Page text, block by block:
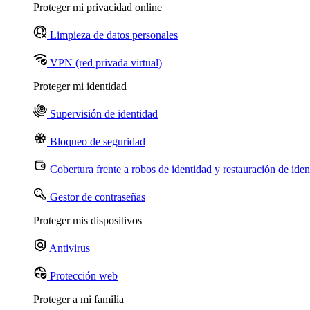
Proteger mi privacidad online
Limpieza de datos personales
VPN (red privada virtual)
Proteger mi identidad
Supervisión de identidad
Bloqueo de seguridad
Cobertura frente a robos de identidad y restauración de
Gestor de contraseñas
Proteger mis dispositivos
Antivirus
Protección web
Proteger a mi familia